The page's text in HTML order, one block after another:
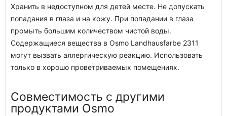
Хранить в недоступном для детей месте. Не допускать
попадания в глаза и на кожу. При попадании в глаза
промыть большим количеством чистой воды.
Содержащиеся вещества в Osmo Landhausfarbe 2311
могут вызвать аллергическую реакцию. Использовать
только в хорошо проветриваемых помещениях.
Совместимость с другими
продуктами Osmo